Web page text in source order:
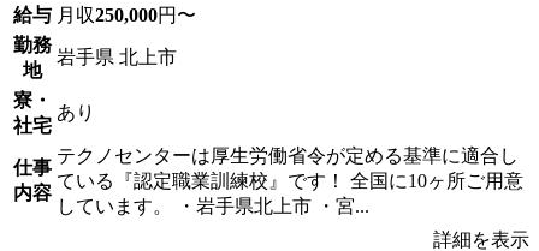
給与 月収250,000円〜
勤務
地
岩手県 北上市
寮・
社宅
あり
仕事
内容
テクノセンターは厚生労働省令が定める基準に適合し
ている『認定職業訓練校』です！ 全国に10ヶ所ご用意
しています。 ・岩手県北上市 ・宮...
詳細を表示